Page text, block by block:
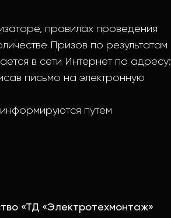
правилах проведения
Призов по результатам
в сети Интернет по адресу:
письмо на электронную
путем
«ТД «Электротехмонтаж»